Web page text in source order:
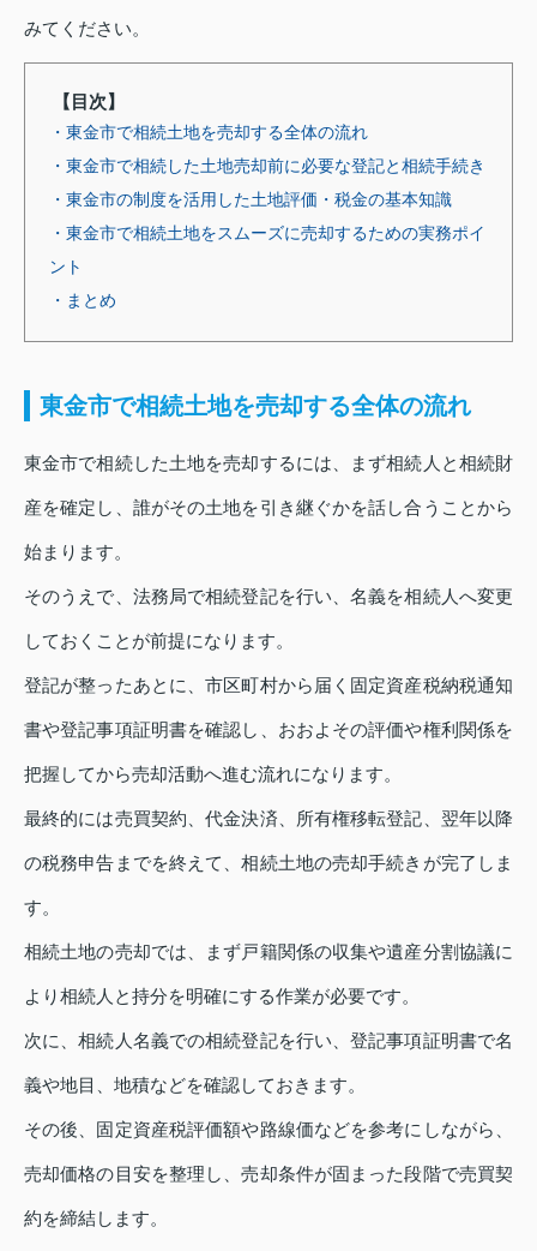
みてください。
【目次】
・東金市で相続土地を売却する全体の流れ
・東金市で相続した土地売却前に必要な登記と相続手続き
・東金市の制度を活用した土地評価・税金の基本知識
・東金市で相続土地をスムーズに売却するための実務ポイ
ント
・まとめ
東金市で相続土地を売却する全体の流れ
東金市で相続した土地を売却するには、まず相続人と相続財
産を確定し、誰がその土地を引き継ぐかを話し合うことから
始まります。
そのうえで、法務局で相続登記を行い、名義を相続人へ変更
しておくことが前提になります。
登記が整ったあとに、市区町村から届く固定資産税納税通知
書や登記事項証明書を確認し、おおよその評価や権利関係を
把握してから売却活動へ進む流れになります。
最終的には売買契約、代金決済、所有権移転登記、翌年以降
の税務申告までを終えて、相続土地の売却手続きが完了しま
す。
相続土地の売却では、まず戸籍関係の収集や遺産分割協議に
より相続人と持分を明確にする作業が必要です。
次に、相続人名義での相続登記を行い、登記事項証明書で名
義や地目、地積などを確認しておきます。
その後、固定資産税評価額や路線価などを参考にしながら、
売却価格の目安を整理し、売却条件が固まった段階で売買契
約を締結します。